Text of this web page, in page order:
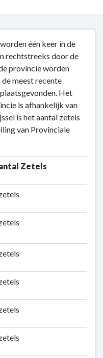
één keer in de
rechtstreeks door de
provincie worden
meest recente
Het
is afhankelijk van
is het aantal zetels
van Provinciale
Zetels